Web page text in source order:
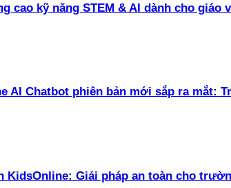
cao kỹ năng STEM & AI dành cho giáo
AI Chatbot phiên bản mới sắp ra mắt:
KidsOnline: Giải pháp an toàn cho